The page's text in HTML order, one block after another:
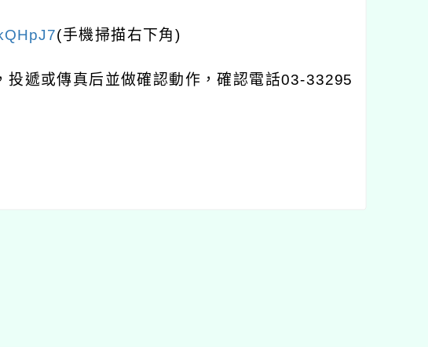
(手機掃描右下角)
遞或傳真后並做確認動作，確認電話03-33295